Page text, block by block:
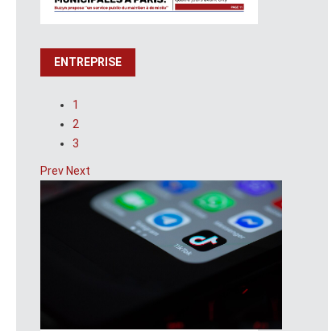
ENTREPRISE
1
2
3
Prev Next